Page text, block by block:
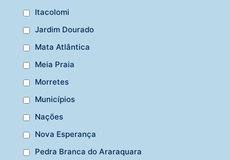
Itacolomi
Jardim Dourado
Mata Atlântica
Meia Praia
Morretes
Municípios
Nações
Nova Esperança
Pedra Branca do Araraquara